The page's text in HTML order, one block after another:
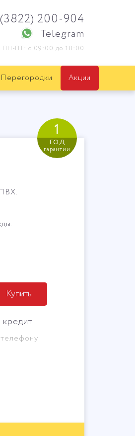
200-904
Telegram
ПН-ПТ: с 09:00 до 18:00
Перегородки
Акции
1
год
гарантии
Купить
кредит